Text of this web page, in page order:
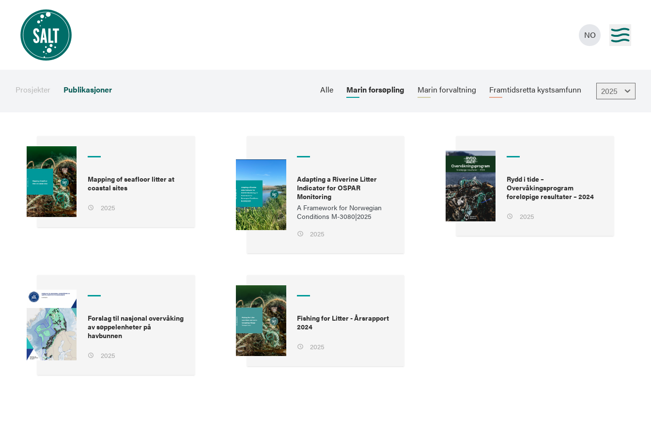
NO
Prosjekter Publikasjoner Alle Marin forsøpling Marin forvaltning Framtidsretta kystsamfunn 2025
Mapping of seafloor litter at
coastal sites
2025
Adapting a Riverine Litter
Indicator for OSPAR
Monitoring
A Framework for Norwegian
Conditions M-3080|2025
2025
Rydd i tide –
Overvåkingsprogram
foreløpige resultater – 2024
2025
Forslag til nasjonal overvåking
av søppelenheter på
havbunnen
2025
Fishing for Litter - Årsrapport
2024
2025